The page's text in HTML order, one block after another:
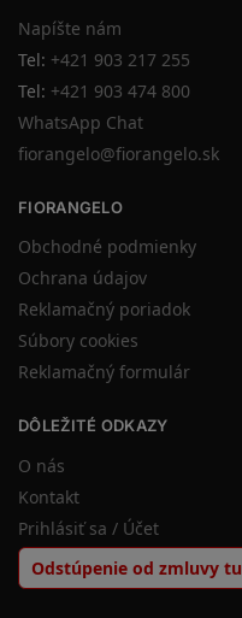
Napíšte nám
Tel: +421 903 217 255
Tel: +421 903 474 800
WhatsApp Chat
fiorangelo@fiorangelo.sk
FIORANGELO
Obchodné podmienky
Ochrana údajov
Reklamačný poriadok
Súbory cookies
Reklamačný formulár
DÔLEŽITÉ ODKAZY
O nás
Kontakt
Prihlásiť sa / Účet
Odstúpenie od zmluvy tu